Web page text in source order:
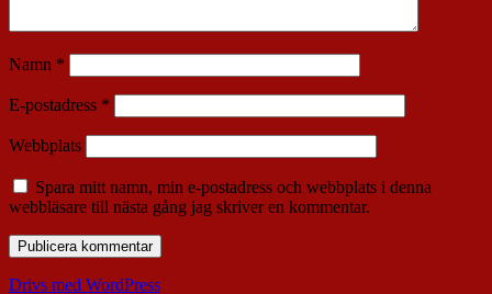
Namn *
E-postadress *
Webbplats
Spara mitt namn, min e-postadress och webbplats i denna
webbläsare till nästa gång jag skriver en kommentar.
Drivs med WordPress